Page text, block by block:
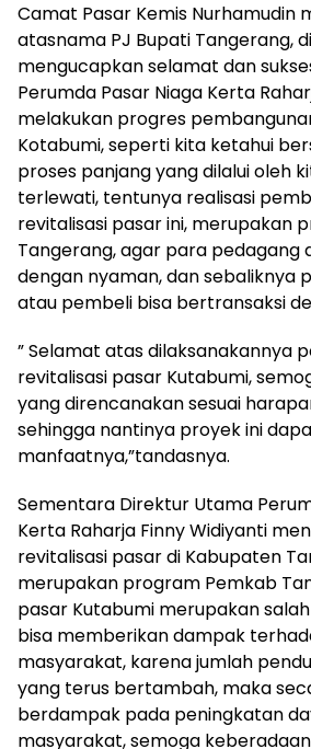
Camat Pasar Kemis Nurhamudin
atasnama PJ Bupati Tangerang,
mengucapkan selamat dan
Perumda Pasar Niaga Kerta
melakukan progres
Kotabumi, seperti kita ketahui
proses panjang yang dilalui oleh
terlewati, tentunya realisasi
revitalisasi pasar ini, merupakan
Tangerang, agar para pedagang
dengan nyaman, dan sebaliknya
atau pembeli bisa bertransaksi
” Selamat atas dilaksanakannya
revitalisasi pasar Kutabumi,
yang direncanakan sesuai
sehingga nantinya proyek ini
manfaatnya,”tandasnya.
Sementara Direktur Utama
Kerta Raharja Finny Widiyanti
revitalisasi pasar di Kabupaten
merupakan program Pemkab
pasar Kutabumi merupakan
bisa memberikan dampak
masyarakat, karena jumlah
yang terus bertambah, maka
berdampak pada peningkatan
masyarakat, semoga